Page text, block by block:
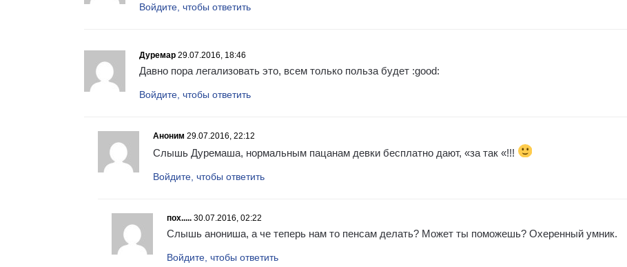
Войдите, чтобы ответить
Дуремар 29.07.2016, 18:46
Давно пора легализовать это, всем только польза будет :good:
Войдите, чтобы ответить
Аноним 29.07.2016, 22:12
Слышь Дуремаша, нормальным пацанам девки бесплатно дают, «за так «!!!
Войдите, чтобы ответить
пох..... 30.07.2016, 02:22
Слышь анониша, а че теперь нам то пенсам делать? Может ты поможешь? Охеренный умник.
Войдите, чтобы ответить